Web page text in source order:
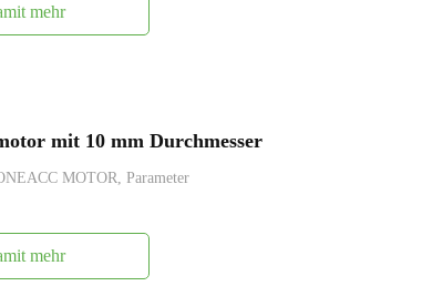
mehr
mit 10 mm Durchmesser
MOTOR, Parameter
mehr